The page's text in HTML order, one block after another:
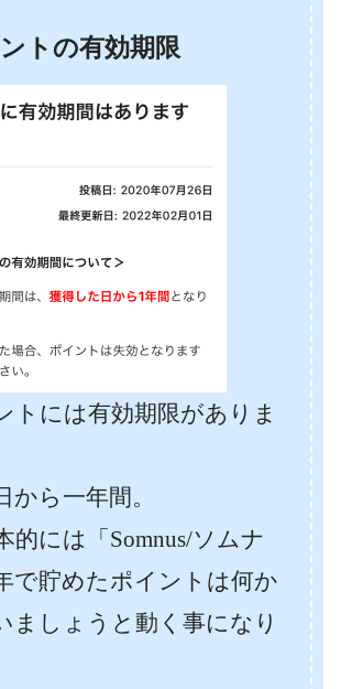
トの有効期限
トには有効期限がありま
から一年間。
的には「Somnus/ソムナ
で貯めたポイントは何か
ましょうと動く事になり